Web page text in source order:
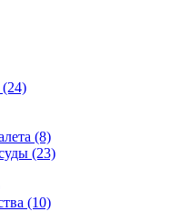
(24)
(8)
(23)
(10)